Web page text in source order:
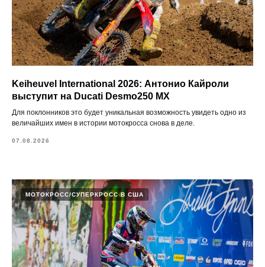
Keiheuvel International 2026: Антонио Кайроли
выступит на Ducati Desmo250 MX
Для поклонников это будет уникальная возможность увидеть одно из
величайших имен в истории мотокросса снова в деле.
07.08.2026
МОТОКРОСС/СУПЕРКРОСС В США